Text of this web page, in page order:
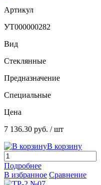
Артикул
УТ000000282
Вид
Стеклянные
Предназначение
Специальные
Цена
7 136.30 руб. / шт
В корзину
Подробнее
В избранное Сравнение